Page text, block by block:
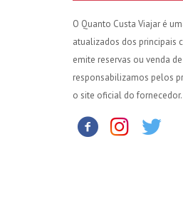
O Quanto Custa Viajar é
atualizados dos principais
emite reservas ou venda
responsabilizamos pelos
o site oficial do fornecedor.